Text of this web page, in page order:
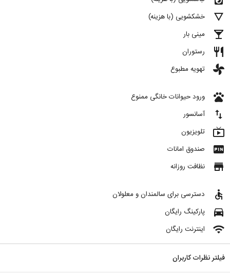
details خشکشویی (با هزینه)
local_bar مینی بار
restaurant رستوران
toys تهویه مطبوع
pets ورود حیوانات خانگی ممنوع
import_export آسانسور
live_tv تلویزیون
fiber_pin صندوق امانات
store نظافت روزانه
accessible دسترسی برای سالمندان و معلولان
directions_car پارکینگ رایگان
wifi اینترنت رایگان
فیلتر نظرات کاربران